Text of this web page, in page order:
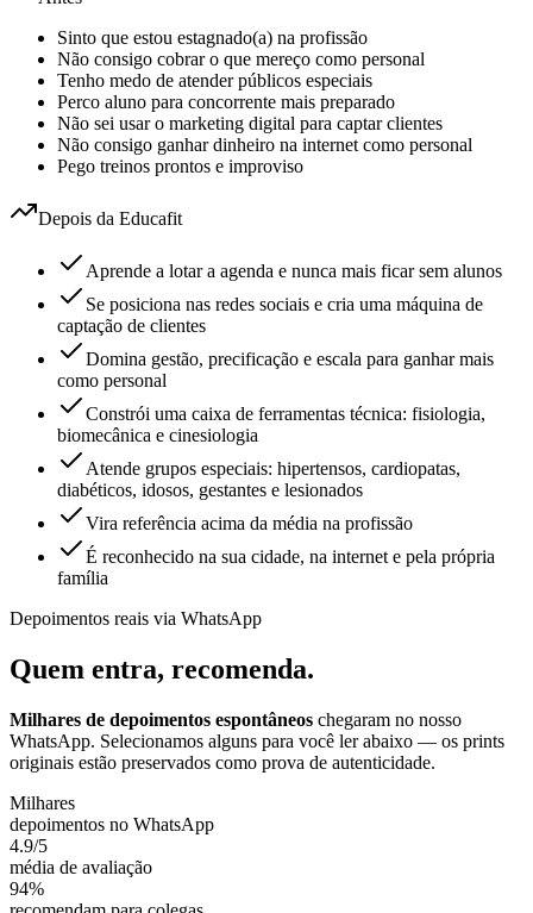
Sinto que estou estagnado(a) na profissão
Não consigo cobrar o que mereço como personal
Tenho medo de atender públicos especiais
Perco aluno para concorrente mais preparado
Não sei usar o marketing digital para captar clientes
Não consigo ganhar dinheiro na internet como personal
Pego treinos prontos e improviso
Depois da Educafit
Aprende a lotar a agenda e nunca mais ficar sem alunos
Se posiciona nas redes sociais e cria uma máquina de
captação de clientes
Domina gestão, precificação e escala para ganhar mais
como personal
Constrói uma caixa de ferramentas técnica: fisiologia,
biomecânica e cinesiologia
Atende grupos especiais: hipertensos, cardiopatas,
diabéticos, idosos, gestantes e lesionados
Vira referência acima da média na profissão
É reconhecido na sua cidade, na internet e pela própria
família
Depoimentos reais via WhatsApp
Quem entra, recomenda.
Milhares de depoimentos espontâneos chegaram no nosso
WhatsApp. Selecionamos alguns para você ler abaixo — os prints
originais estão preservados como prova de autenticidade.
Milhares
depoimentos no WhatsApp
4.9/5
média de avaliação
94%